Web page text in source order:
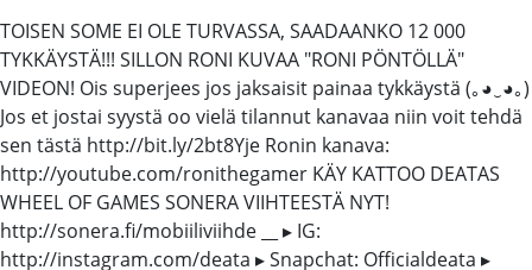
TOISEN SOME EI OLE TURVASSA, SAADAANKO 12 000
TYKKÄYSTÄ!!! SILLON RONI KUVAA "RONI PÖNTÖLLÄ"
VIDEON! Ois superjees jos jaksaisit painaa tykkäystä (｡◕‿◕｡)
Jos et jostai syystä oo vielä tilannut kanavaa niin voit tehdä
sen tästä http://bit.ly/2bt8Yje Ronin kanava:
http://youtube.com/ronithegamer KÄY KATTOO DEATAS
WHEEL OF GAMES SONERA VIIHTEESTÄ NYT!
http://sonera.fi/mobiiliviihde __ ▸ IG:
http://instagram.com/deata ▸ Snapchat: Officialdeata ▸